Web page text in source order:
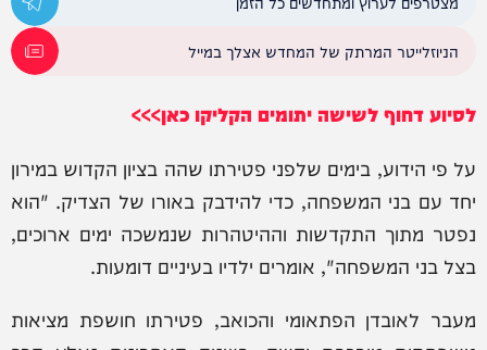
הניוזלייטר המרתק של המחדש אצלך במייל
לסיוע דחוף לשישה יתומים הקליקו כאן>>>
על פי הידוע, בימים שלפני פטירתו שהה בציון הקדוש במירון
יחד עם בני המשפחה, כדי להידבק באורו של הצדיק. "הוא
נפטר מתוך התקדשות וההיטהרות שנמשכה ימים ארוכים,
בצל בני המשפחה", אומרים ילדיו בעיניים דומעות.
מעבר לאובדן הפתאומי והכואב, פטירתו חושפת מציאות